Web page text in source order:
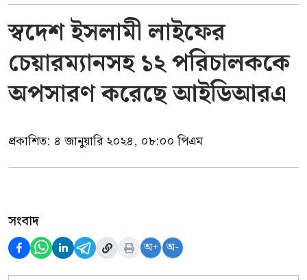
স্বদেশ ইসলামী লাইফের
চেয়ারম্যানসহ ১২ পরিচালককে
অপসারণ করেছে আইডিআরএ
প্রকাশিত: ৪ জানুয়ারি ২০২৪, ০৮:০০ পিএম
সংবাদ
অ+ অ-